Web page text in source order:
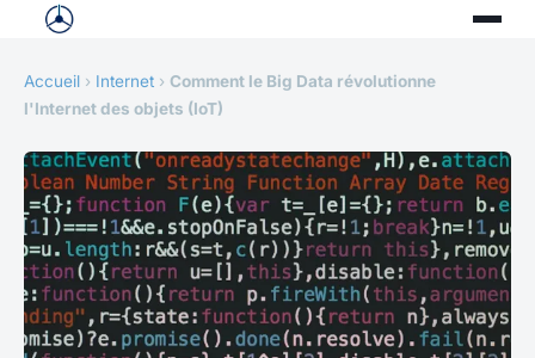
Accueil › Internet › Comment le Big Data révolutionne
l'Internet des objets (IoT)